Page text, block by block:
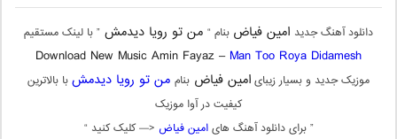
دانلود آهنگ جدید امین فیاض بنام “ من تو رویا دیدمش ” با لینک مستقیم
Download New Music Amin Fayaz – Man Too Roya Didamesh
موزیک جدید و بسیار زیبایامین فیاض بنام من تو رویا دیدمشبا بالاترین
کیفیت در آوا موزیک
” برای دانلود آهنگ هایامین فیاض <— کلیک کنید “